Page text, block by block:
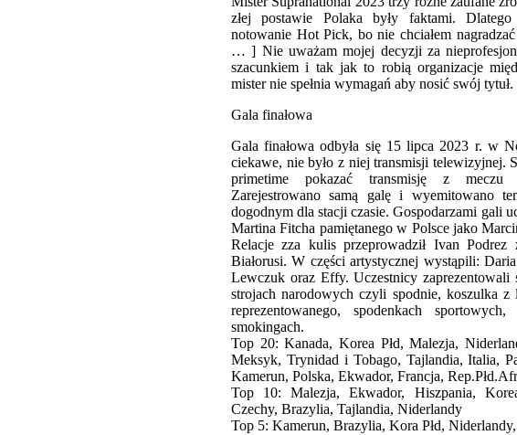
złej postawie Polaka były faktami. Dlatego
notowanie Hot Pick, bo nie chciałem
… ] Nie uważam mojej decyzji za
szacunkiem i tak jak to robią organizacje
mister nie spełnia wymagań aby nosić swój tytuł.
Gala finałowa
Gala finałowa odbyła się 15 lipca 2023 r. w
ciekawe, nie było z niej transmisji telewizyjnej.
primetime pokazać transmisję z meczu
Zarejestrowano samą galę i wyemitowano
dogodnym dla stacji czasie. Gospodarzami gali
Martina Fitcha pamiętanego w Polsce jako
Relacje zza kulis przeprowadził Ivan
Białorusi. W części artystycznej wystąpili:
Lewczuk oraz Effy. Uczestnicy zaprezentowali
strojach narodowych czyli spodnie, koszulka
reprezentowanego, spodenkach
smokingach.
Top 20: Kanada, Korea Płd, Malezja,
Meksyk, Trynidad i Tobago, Tajlandia, Italia,
Kamerun, Polska, Ekwador, Francja,
Top 10: Malezja, Ekwador, Hiszpania,
Czechy, Brazylia, Tajlandia, Niderlandy
Top 5: Kamerun, Brazylia, Kora Płd,